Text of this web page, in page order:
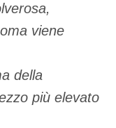
viene
della
più elevato